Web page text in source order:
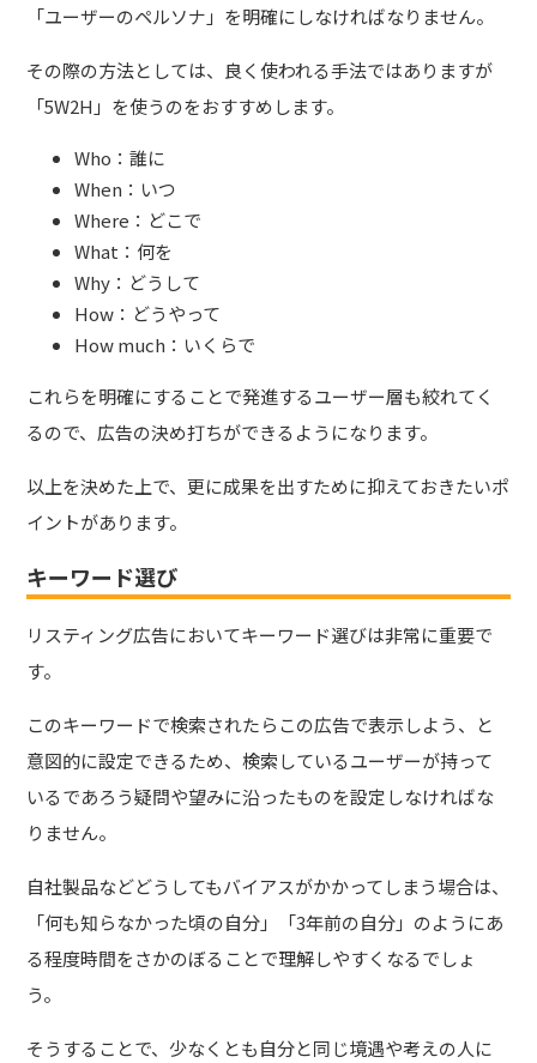
「ユーザーのペルソナ」を明確にしなければなりません。
その際の方法としては、良く使われる手法ではありますが
「5W2H」を使うのをおすすめします。
Who：誰に
When：いつ
Where：どこで
What：何を
Why：どうして
How：どうやって
How much：いくらで
これらを明確にすることで発進するユーザー層も絞れてく
るので、広告の決め打ちができるようになります。
以上を決めた上で、更に成果を出すために抑えておきたいポ
イントがあります。
キーワード選び
リスティング広告においてキーワード選びは非常に重要で
す。
このキーワードで検索されたらこの広告で表示しよう、と
意図的に設定できるため、検索しているユーザーが持って
いるであろう疑問や望みに沿ったものを設定しなければな
りません。
自社製品などどうしてもバイアスがかかってしまう場合は、
「何も知らなかった頃の自分」「3年前の自分」のようにあ
る程度時間をさかのぼることで理解しやすくなるでしょ
う。
そうすることで、少なくとも自分と同じ境遇や考えの人に